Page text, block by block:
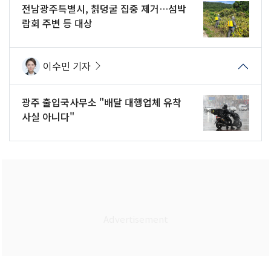
전남광주특별시, 칡덩굴 집중 제거…섬박
람회 주변 등 대상
이수민 기자
광주 출입국사무소 "배달 대행업체 유착
사실 아니다"